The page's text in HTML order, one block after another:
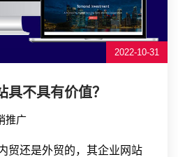
2022-10-31
具不具有价值？
推广
贸还是外贸的，其企业网站